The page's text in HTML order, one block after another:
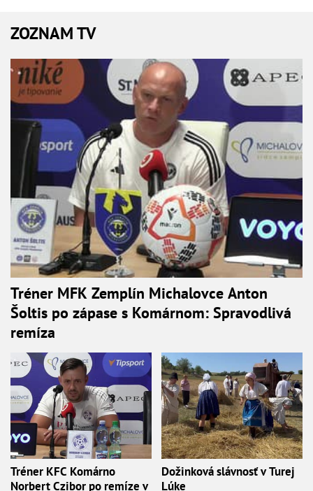
ZOZNAM TV
Tréner MFK Zemplín Michalovce Anton
Šoltis po zápase s Komárnom: Spravodlivá
remíza
Tréner KFC Komárno
Norbert Czibor po remíze v
Dožinková slávnosť v Turej
Lúke